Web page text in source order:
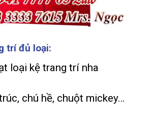
trí đủ loại:
loại kệ trang trí nha
chú hề, chuột mickey…